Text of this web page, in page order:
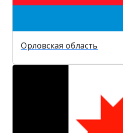
Орловская область